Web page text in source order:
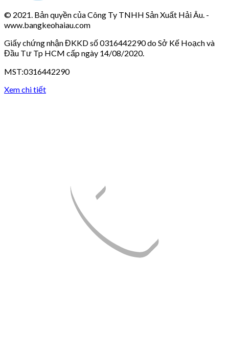
© 2021. Bản quyền của Công Ty TNHH Sản Xuất Hải Âu. -
www.bangkeohaiau.com
Giấy chứng nhận ĐKKD số 0316442290 do Sở Kế Hoạch và
Đầu Tư Tp HCM cấp ngày 14/08/2020.
MST:0316442290
Xem chi tiết